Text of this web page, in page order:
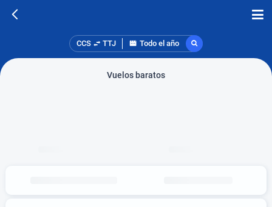
CCS TTJ Todo el año
Vuelos baratos